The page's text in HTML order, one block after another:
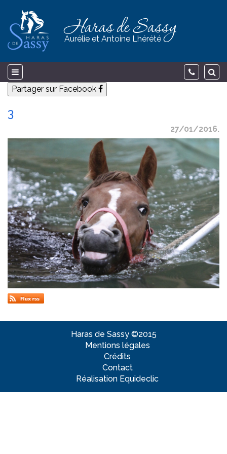
Haras de Sassy
Aurélie et Antoine Lhérété
Partager sur Facebook
3
27/01/2016.
Haras de Sassy ©2015
Mentions légales
Crédits
Contact
Réalisation Equideclic